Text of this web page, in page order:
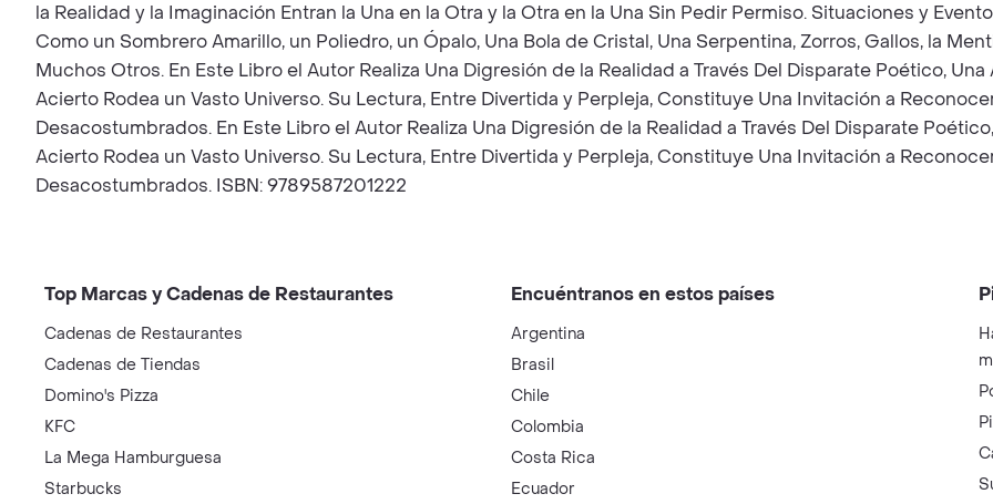
la Realidad y la Imaginación Entran la Una en la Otra y la Otra en la Una Sin Pedir Permiso. Situaciones y
Como un Sombrero Amarillo, un Poliedro, un Ópalo, Una Bola de Cristal, Una Serpentina, Zorros, Gallos, la
Muchos Otros. En Este Libro el Autor Realiza Una Digresión de la Realidad a Través Del Disparate Poético,
Acierto Rodea un Vasto Universo. Su Lectura, Entre Divertida y Perpleja, Constituye Una Invitación a
Desacostumbrados. En Este Libro el Autor Realiza Una Digresión de la Realidad a Través Del Disparate
Acierto Rodea un Vasto Universo. Su Lectura, Entre Divertida y Perpleja, Constituye Una Invitación a
Desacostumbrados. ISBN: 9789587201222
Top Marcas y Cadenas de Restaurantes
Cadenas de Restaurantes
Cadenas de Tiendas
Domino's Pizza
KFC
La Mega Hamburguesa
Starbucks
Encuéntranos en estos países
Argentina
Brasil
Chile
Colombia
Costa Rica
Ecuador